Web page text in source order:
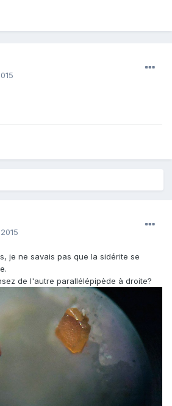
je ne savais pas que la sidérite se
de l'autre parallélépipède à droite?